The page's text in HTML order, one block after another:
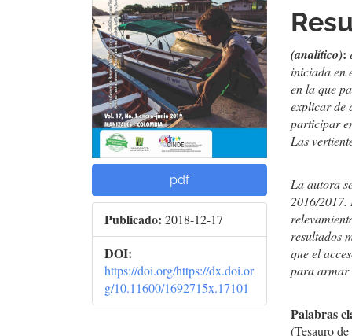
artículo
pdf
Publicado: 2018-12-17
DOI:
https://doi.org/https://dx.doi.or
g/10.11600/1692715x.17101
(analítico):
iniciada en
en la que
explicar de
participar
Las
La autora
2016/2017.
resultados
que el
para armar
Palabras
(Tesauro